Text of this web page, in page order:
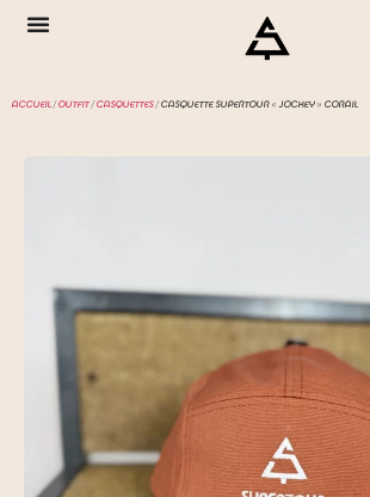
ACCUEIL/OUTFIT/CASQUETTES/ CASQUETTE SUPERTOUR « JOCKEY » CORAIL